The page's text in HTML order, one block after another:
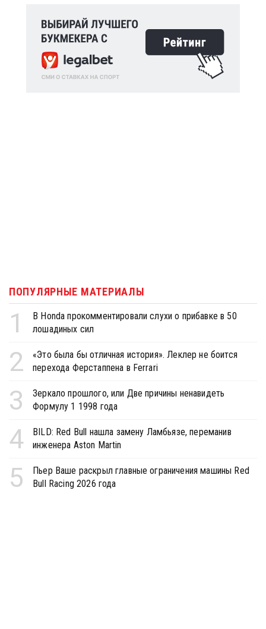
ПОПУЛЯРНЫЕ МАТЕРИАЛЫ
1
В Honda прокомментировали слухи о прибавке в 50
лошадиных сил
2
«Это была бы отличная история». Леклер не боится
перехода Ферстаппена в Ferrari
3
Зеркало прошлого, или Две причины ненавидеть
Формулу 1 1998 года
4
BILD: Red Bull нашла замену Ламбьязе, переманив
инженера Aston Martin
5
Пьер Ваше раскрыл главные ограничения машины Red
Bull Racing 2026 года